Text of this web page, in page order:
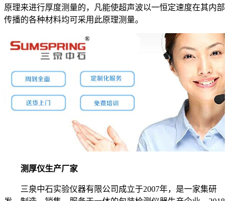
原理来进行厚度测量的，凡能使超声波以一恒定速度在其内部
传播的各种材料均可采用此原理测量。
测厚仪生产厂家
三泉中石实验仪器有限公司成立于2007年，是一家集研